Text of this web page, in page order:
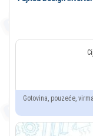
Gotovina, pouzeće,